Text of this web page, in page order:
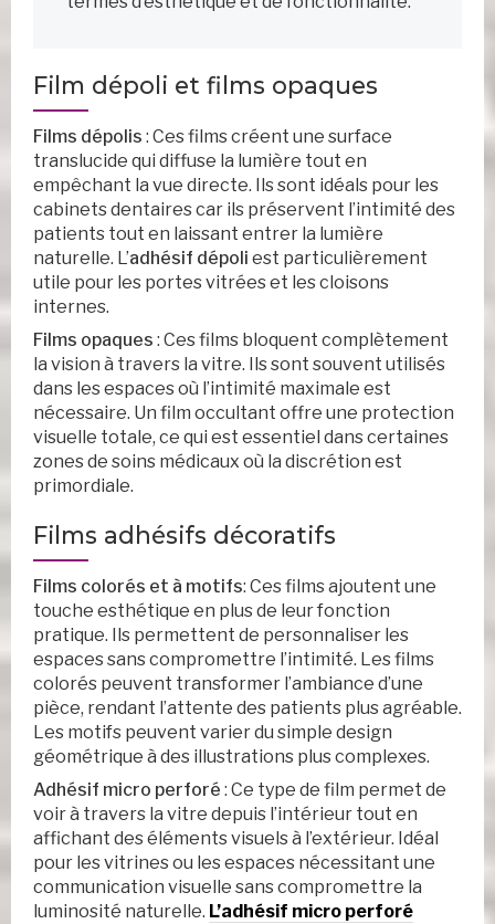
Film dépoli et films opaques
Films dépolis : Ces films créent une surface
translucide qui diffuse la lumière tout en
empêchant la vue directe. Ils sont idéals pour les
cabinets dentaires car ils préservent l’intimité des
patients tout en laissant entrer la lumière
naturelle. L’adhésif dépoli est particulièrement
utile pour les portes vitrées et les cloisons
internes.
Films opaques : Ces films bloquent complètement
la vision à travers la vitre. Ils sont souvent utilisés
dans les espaces où l’intimité maximale est
nécessaire. Un film occultant offre une protection
visuelle totale, ce qui est essentiel dans certaines
zones de soins médicaux où la discrétion est
primordiale.
Films adhésifs décoratifs
Films colorés et à motifs: Ces films ajoutent une
touche esthétique en plus de leur fonction
pratique. Ils permettent de personnaliser les
espaces sans compromettre l’intimité. Les films
colorés peuvent transformer l’ambiance d’une
pièce, rendant l’attente des patients plus agréable.
Les motifs peuvent varier du simple design
géométrique à des illustrations plus complexes.
Adhésif micro perforé : Ce type de film permet de
voir à travers la vitre depuis l’intérieur tout en
affichant des éléments visuels à l’extérieur. Idéal
pour les vitrines ou les espaces nécessitant une
communication visuelle sans compromettre la
luminosité naturelle. L’adhésif micro perforé